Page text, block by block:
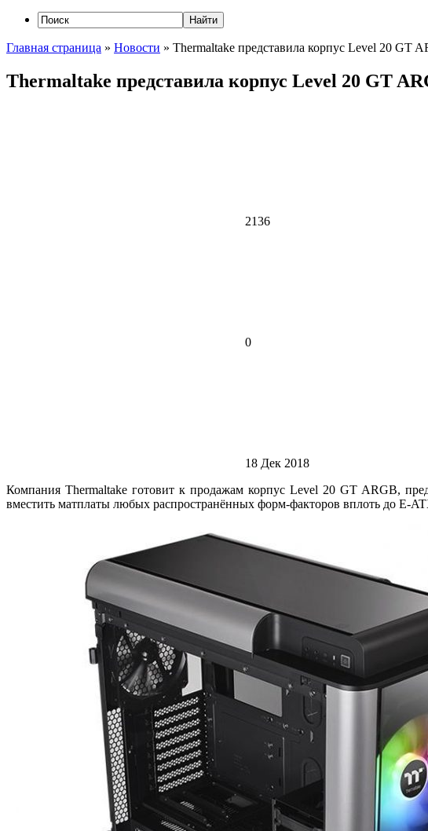
Главная страница » Новости » Thermaltake представила корпус Level 20 GT
Thermaltake представила корпус Level 20 GT
2136
0
18 Дек 2018
Компания Thermaltake готовит к продажам корпус Level 20 GT ARGB,
вместить матплаты любых распространённых форм-факторов вплоть до E-